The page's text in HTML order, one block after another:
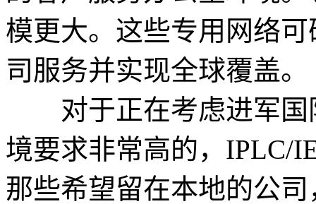
模更大。这些专用网络
司服务并实现全球覆盖。
对于正在考虑进军国
境要求非常高的，IPLC/
那些希望留在本地的公